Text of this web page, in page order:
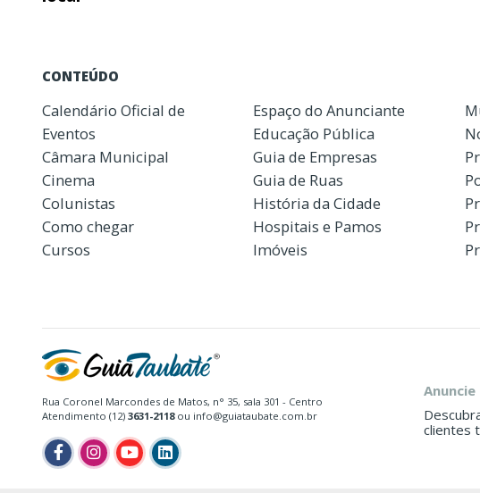
CONTEÚDO
Calendário Oficial de
Eventos
Câmara Municipal
Cinema
Colunistas
Como chegar
Cursos
Espaço do Anunciante
Educação Pública
Guia de Empresas
Guia de Ruas
História da Cidade
Hospitais e Pamos
Imóveis
Rua Coronel Marcondes de Matos, n° 35, sala 301 - Centro
Atendimento (12) 3631-2118ou info@guiataubate.com.br
clientes